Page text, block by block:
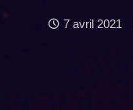
Date :
7 avril 2021